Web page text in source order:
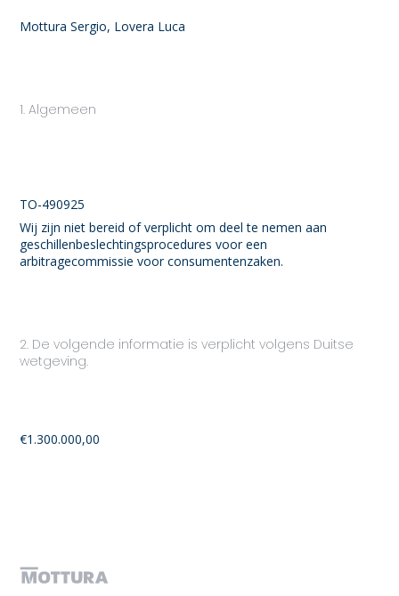
Mottura Sergio, Lovera Luca
1. Algemeen
TO-490925
Wij zijn niet bereid of verplicht om deel te nemen aan
geschillenbeslechtingsprocedures voor een
arbitragecommissie voor consumentenzaken.
2. De volgende informatie is verplicht volgens Duitse
wetgeving.
€1.300.000,00